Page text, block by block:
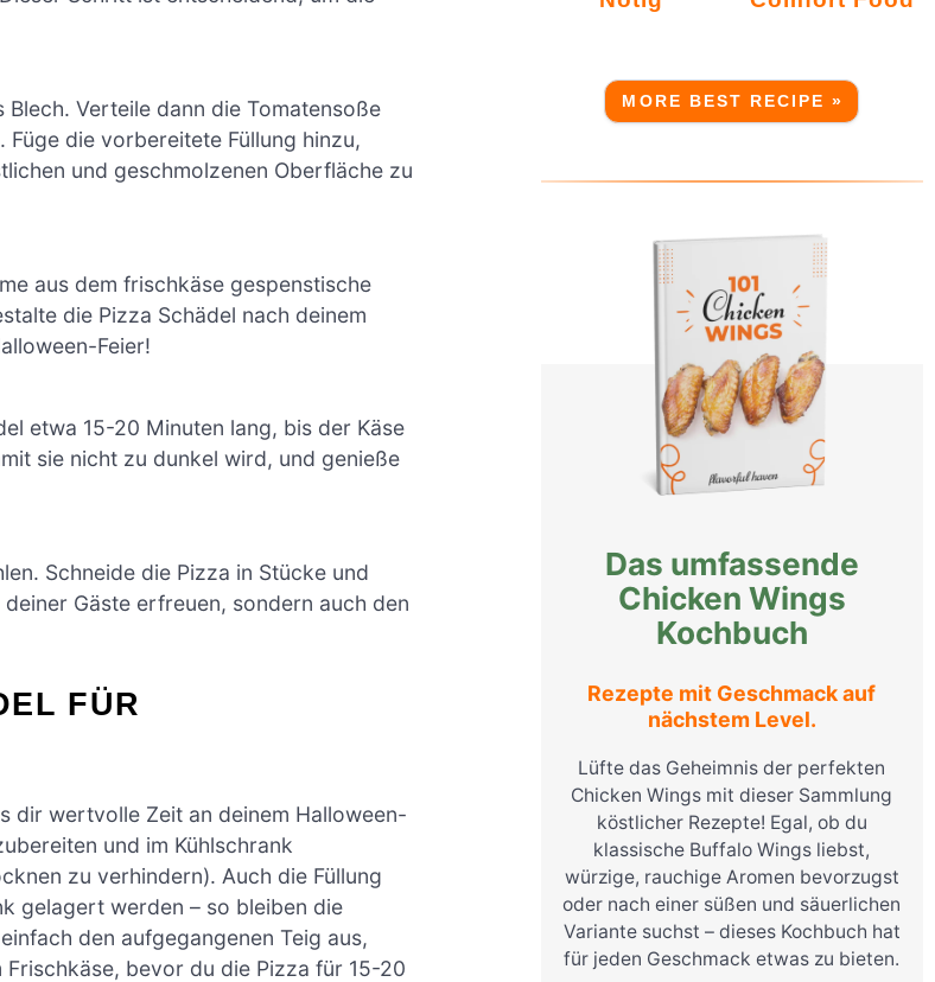
Verteile dann die Tomatensoße
die vorbereitete Füllung hinzu,
und geschmolzenen Oberfläche zu
aus dem frischkäse gespenstische
die Pizza Schädel nach deinem
Feier!
etwa 15-20 Minuten lang, bis der Käse
sie nicht zu dunkel wird, und genieße
Schneide die Pizza in Stücke und
Gäste erfreuen, sondern auch den
FÜR
dir wertvolle Zeit an deinem Halloween-
und im Kühlschrank
zu verhindern). Auch die Füllung
gelagert werden – so bleiben die
den aufgegangenen Teig aus,
bevor du die Pizza für 15-20
MORE BEST RECIPE »
Das umfassende
Chicken Wings
Kochbuch
Rezepte mit Geschmack auf
nächstem Level.
Lüfte das Geheimnis der perfekten
Chicken Wings mit dieser Sammlung
köstlicher Rezepte! Egal, ob du
klassische Buffalo Wings liebst,
würzige, rauchige Aromen bevorzugst
oder nach einer süßen und säuerlichen
Variante suchst – dieses Kochbuch hat
für jeden Geschmack etwas zu bieten.